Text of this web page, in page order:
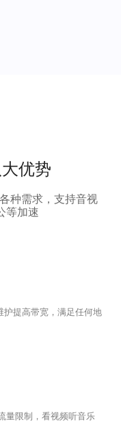
优势
种需求，支持音视
等加速
提高带宽，满足任何地
量限制，看视频听音乐